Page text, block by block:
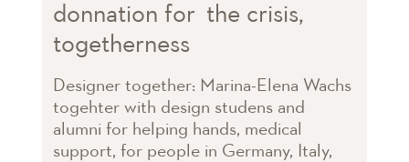
donnation for the crisis,
togetherness
Designer together: Marina-Elena Wachs
togehter with design studens and
alumni for helping hands, medical
support, for people in Germany, Italy,